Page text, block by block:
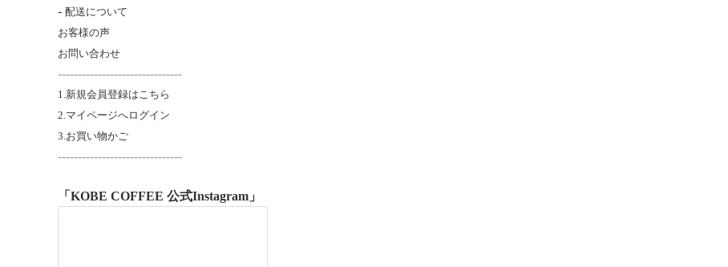
- 配送について
お客様の声
お問い合わせ
-------------------------------
1.新規会員登録はこちら
2.マイページへログイン
3.お買い物かご
-------------------------------
「KOBE COFFEE 公式Instagram」